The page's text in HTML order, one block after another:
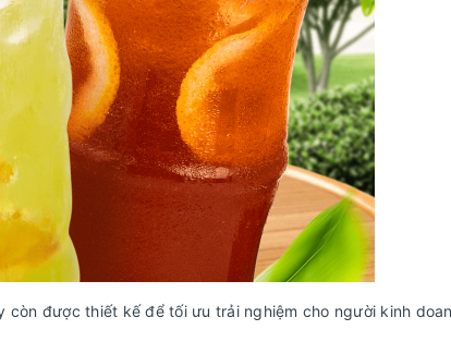
được thiết kế để tối ưu trải nghiệm cho người kinh